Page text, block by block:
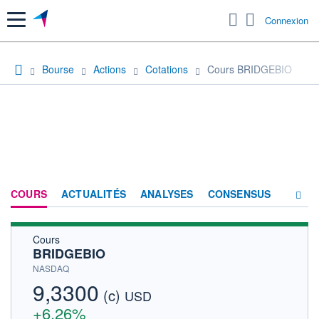
Menu Connexion
Bourse Actions Cotations Cours BRIDGEBIO
COURS ACTUALITÉS ANALYSES CONSENSUS
Cours
BRIDGEBIO
NASDAQ
9,3300 (c) USD
+6,26%